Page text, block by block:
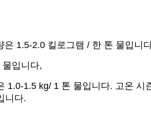
1.5-2.0 킬로그램 / 한 톤 물입니
입니다,
1.5 kg/ 1 톤 물입니다. 고온 시
니다.